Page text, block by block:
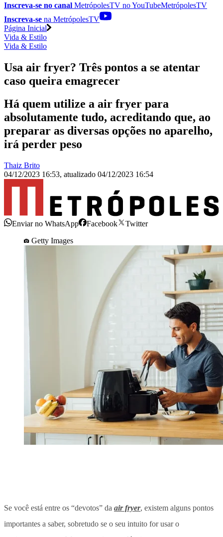
Inscreva-se no canal MetrópolesTV noYouTubeMetrópolesTV
Inscreva-se na MetrópolesTV
Página Inicial
Vida & Estilo
Vida & Estilo
Usa air fryer? Três pontos a se atentar
caso queira emagrecer
Há quem utilize a air fryer para
absolutamente tudo, acreditando que, ao
preparar as diversas opções no aparelho,
irá perder peso
Thaiz Brito
04/12/2023 16:53, atualizado 04/12/2023 16:54
Enviar no WhatsApp Facebook
Twitter
Getty Images
Se você está entre os “devotos” da air fryer, existem alguns pontos
importantes a saber, sobretudo se o seu intuito for usar o